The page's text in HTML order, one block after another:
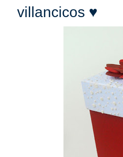
villancicos ♥